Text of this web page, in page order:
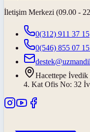
İletişim Merkezi (09.00 -
0(312) 911 37 15
0(546) 855 07 15
Hacettepe
4. Kat Ofis No: 32